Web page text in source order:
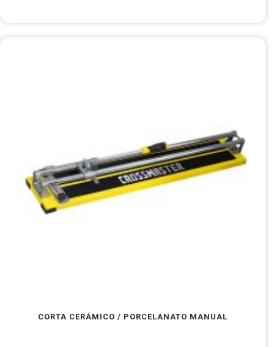
CORTA CERÁMICO / PORCELANATO MANUAL